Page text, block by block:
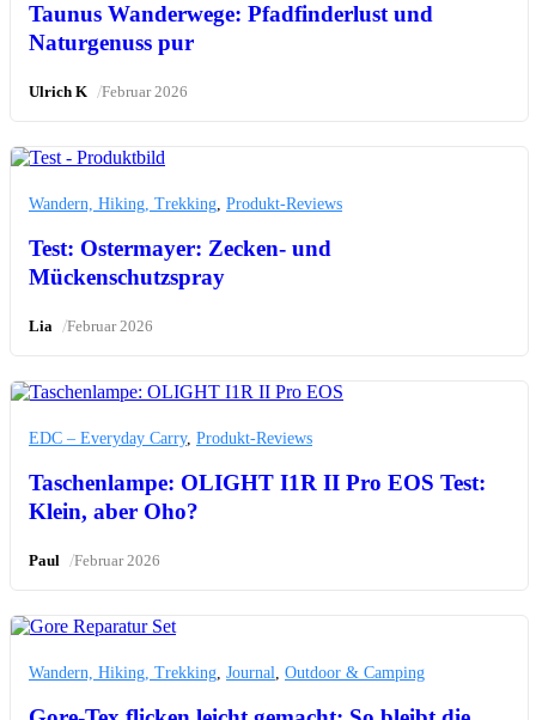
Taunus Wanderwege: Pfadfinderlust und
Naturgenuss pur
Ulrich K /Februar 2026
Wandern, Hiking, Trekking, Produkt-Reviews
Test: Ostermayer: Zecken- und
Mückenschutzspray
Lia /Februar 2026
EDC – Everyday Carry, Produkt-Reviews
Taschenlampe: OLIGHT I1R II Pro EOS Test:
Klein, aber Oho?
Paul /Februar 2026
Wandern, Hiking, Trekking, Journal, Outdoor & Camping